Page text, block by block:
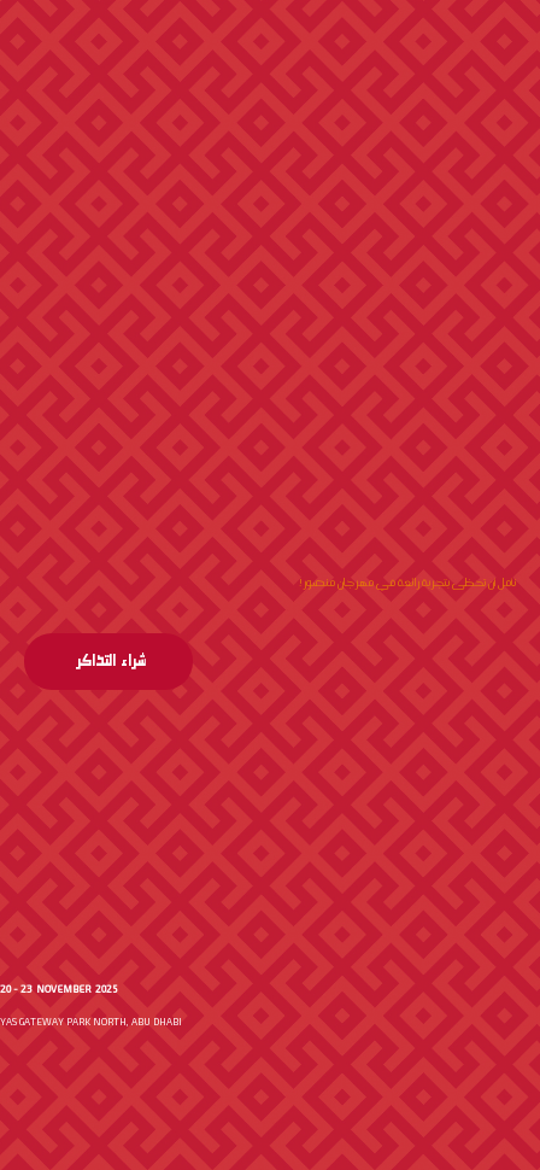
20 - 23 NOVEMBER 2025
YAS GATEWAY PARK NORTH, ABU DHABI
نأمل أن تحظى بتجربة رائعة في مهرجان منصور!
شراء التذاكر